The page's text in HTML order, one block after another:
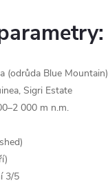
(odrůda Blue Mountain)
Sigri Estate
000 m n.m.
3/5